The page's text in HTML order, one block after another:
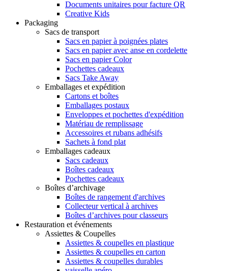
Documents unitaires pour facture QR
Creative Kids
Packaging
Sacs de transport
Sacs en papier à poignées plates
Sacs en papier avec anse en cordelette
Sacs en papier Color
Pochettes cadeaux
Sacs Take Away
Emballages et expédition
Cartons et boîtes
Emballages postaux
Enveloppes et pochettes d'expédition
Matériau de remplissage
Accessoires et rubans adhésifs
Sachets à fond plat
Emballages cadeaux
Sacs cadeaux
Boîtes cadeaux
Pochettes cadeaux
Boîtes d’archivage
Boîtes de rangement d'archives
Collecteur vertical à archives
Boîtes d’archives pour classeurs
Restauration et événements
Assiettes & Coupelles
Assiettes & coupelles en plastique
Assiettes & coupelles en carton
Assiettes & coupelles durables